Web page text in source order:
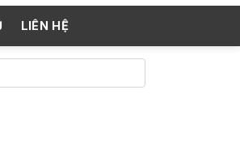
LIÊN HỆ